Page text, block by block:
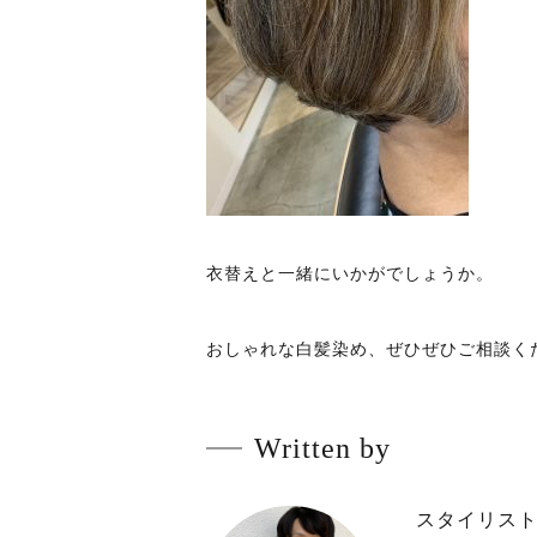
衣替えと一緒にいかがでしょうか。
おしゃれな白髪染め、ぜひぜひご相談く
Written by
スタイリス